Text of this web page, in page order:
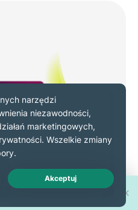
Live Chat